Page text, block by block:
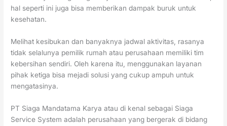
hal seperti ini juga bisa memberikan dampak buruk untuk
kesehatan.
Melihat kesibukan dan banyaknya jadwal aktivitas, rasanya
tidak selalunya pemilik rumah atau perusahaan memiliki tim
kebersihan sendiri. Oleh karena itu, menggunakan layanan
pihak ketiga bisa mejadi solusi yang cukup ampuh untuk
mengatasinya.
PT Siaga Mandatama Karya atau di kenal sebagai Siaga
Service System adalah perusahaan yang bergerak di bidang